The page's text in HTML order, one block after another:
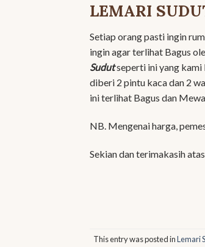
LEMARI
Setiap orang pasti ingin
ingin agar terlihat Bagus
Sudutseperti ini yang kami
diberi 2 pintu kaca dan 2
ini terlihat Bagus dan
NB. Mengenai harga,
Sekian dan terimakasih
This entry was posted inLemari